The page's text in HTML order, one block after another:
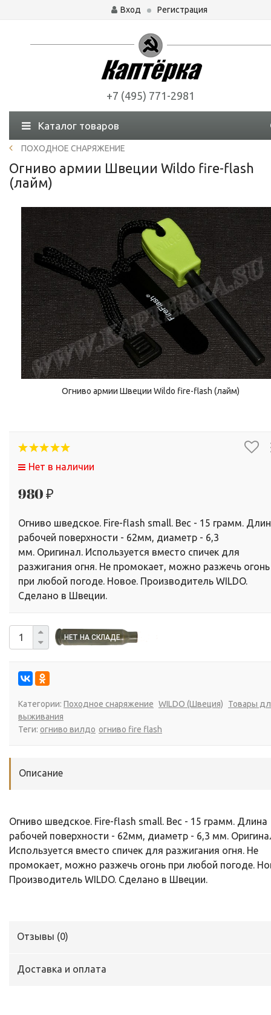
Вход Регистрация
+7 (495) 771-2981
Каталог товаров
ПОХОДНОЕ СНАРЯЖЕНИЕ
Огниво армии Швеции Wildo fire-flash
(лайм)
Огниво армии Швеции Wildo fire-flash (лайм)
Нет в наличии
980 ₽
Огниво шведское. Fire-flash small. Вес - 15 грамм.
рабочей поверхности - 62мм, диаметр - 6,3
мм. Оригинал. Используется вместо спичек для
разжигания огня. Не промокает, можно разжечь огонь
при любой погоде. Новое. Производитель WILDO.
Сделано в Швеции.
Категории: Походное снаряжение WILDO (Швеция)
Товары
выживания
Теги: огниво вилдо огниво fire flash
Описание
Огниво шведское. Fire-flash small. Вес - 15 грамм. Длина
рабочей поверхности - 62мм, диаметр - 6,3 мм.
Используется вместо спичек для разжигания огня. Не
промокает, можно разжечь огонь при любой погоде.
Производитель WILDO. Сделано в Швеции.
Отзывы (0)
Доставка и оплата